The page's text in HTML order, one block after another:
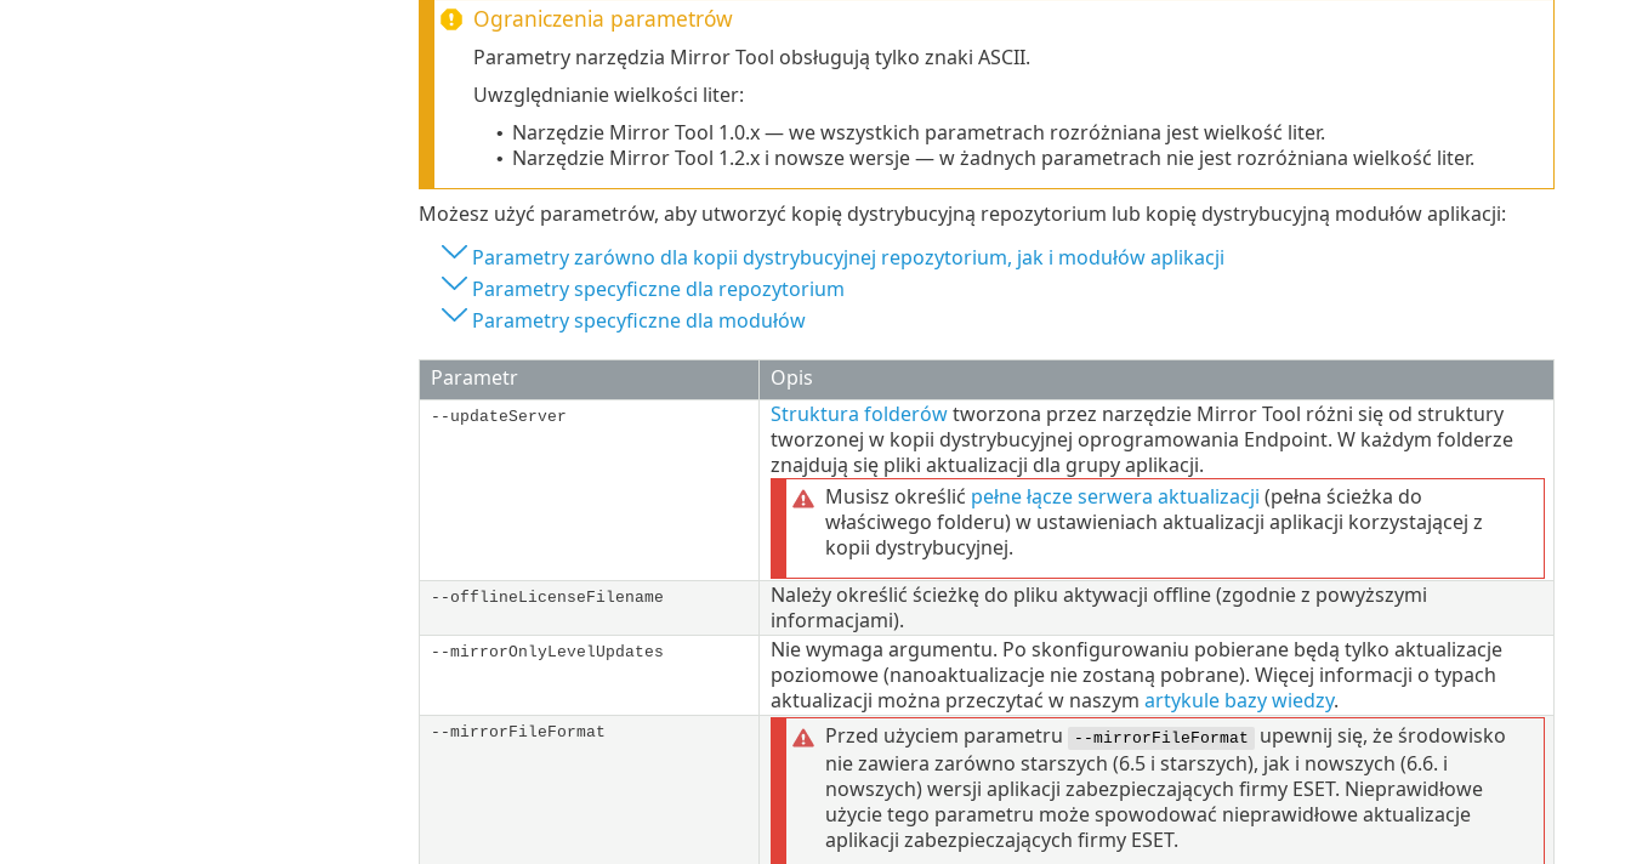
Ograniczenia parametrów
Parametry narzędzia Mirror Tool obsługują tylko znaki ASCII.
Uwzględnianie wielkości liter:
• Narzędzie Mirror Tool 1.0.x— we wszystkich parametrach rozróżniana jest wielkość liter.
• Narzędzie Mirror Tool 1.2.x i nowsze wersje — w żadnych parametrach nie jest rozróżniana wielkość liter.
Możesz użyć parametrów, aby utworzyć kopię dystrybucyjną repozytorium lub kopię dystrybucyjną modułów aplikacji:
Parametry zarówno dla kopii dystrybucyjnej repozytorium, jak i modułów aplikacji
Parametry specyficzne dla repozytorium
Parametry specyficzne dla modułów
Parametr Opis
--updateServer Struktura folderówtworzona przez narzędzie Mirror Tool różni się od struktury
tworzonej w kopii dystrybucyjnej oprogramowania Endpoint. W każdym folderze
znajdują się pliki aktualizacji dla grupy aplikacji.
Musisz określić pełne łącze serwera aktualizacji (pełna ścieżka do
właściwego folderu) w ustawieniach aktualizacji aplikacji korzystającej z
kopii dystrybucyjnej.
--offlineLicenseFilename
Należy określić ścieżkę do pliku aktywacji offline (zgodnie z powyższymi
informacjami).
--mirrorOnlyLevelUpdates
Nie wymaga argumentu. Po skonfigurowaniu pobierane będą tylko aktualizacje
poziomowe (nanoaktualizacje nie zostaną pobrane). Więcej informacji o typach
aktualizacji można przeczytać w naszym artykule bazy wiedzy.
--mirrorFileFormat Przed użyciem parametru --mirrorFileFormat
upewnij się, że środowisko
nie zawiera zarówno starszych (6.5 i starszych), jak i nowszych (6.6. i
nowszych) wersji aplikacji zabezpieczających firmy ESET. Nieprawidłowe
użycie tego parametru może spowodować nieprawidłowe aktualizacje
aplikacji zabezpieczających firmy ESET.